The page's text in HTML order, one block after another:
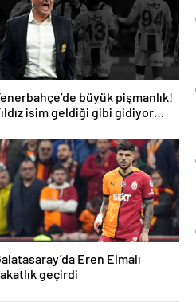
büyük pişmanlık!
isim geldiği gibi gidiyor…
Eren Elmalı
geçirdi